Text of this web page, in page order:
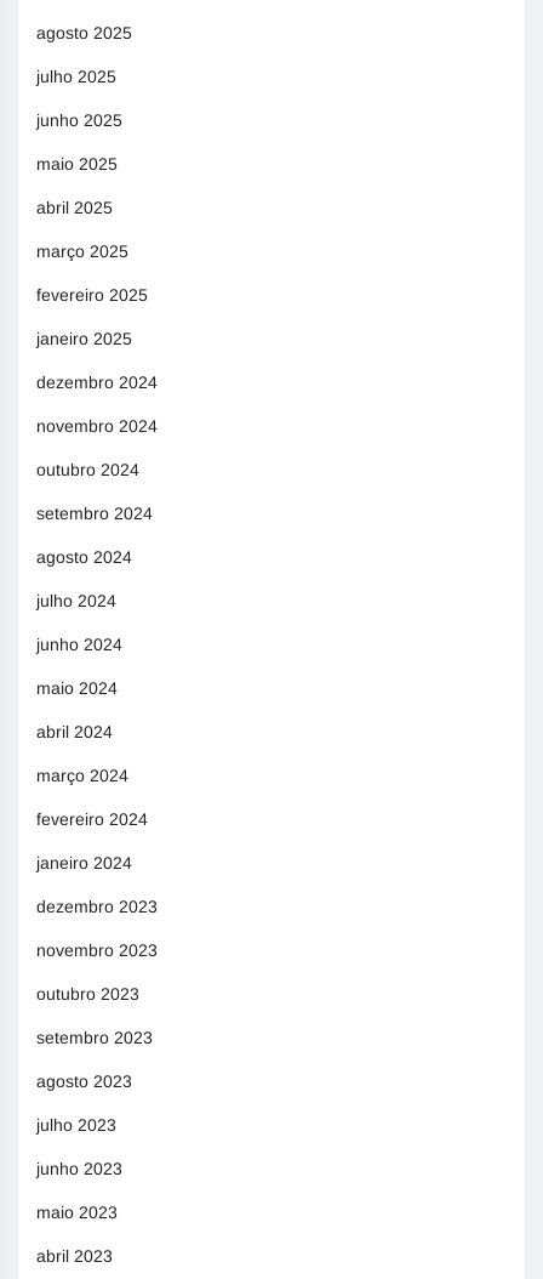
agosto 2025
julho 2025
junho 2025
maio 2025
abril 2025
março 2025
fevereiro 2025
janeiro 2025
dezembro 2024
novembro 2024
outubro 2024
setembro 2024
agosto 2024
julho 2024
junho 2024
maio 2024
abril 2024
março 2024
fevereiro 2024
janeiro 2024
dezembro 2023
novembro 2023
outubro 2023
setembro 2023
agosto 2023
julho 2023
junho 2023
maio 2023
abril 2023